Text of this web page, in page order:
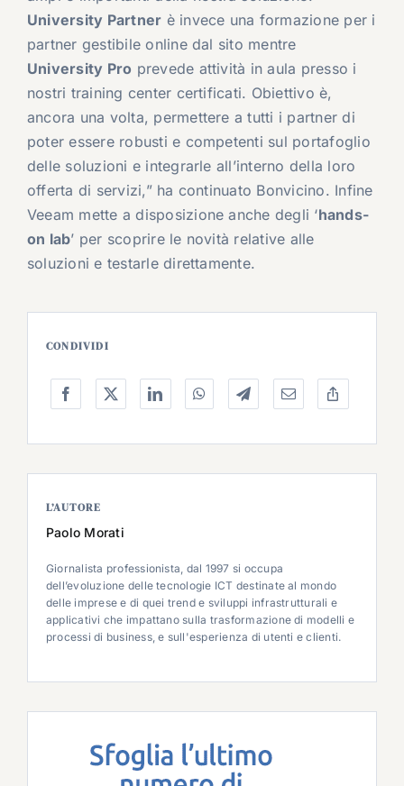
University Partner è invece una formazione per i
partner gestibile online dal sito mentre
University Pro prevede attività in aula presso i
nostri training center certificati. Obiettivo è,
ancora una volta, permettere a tutti i partner di
poter essere robusti e competenti sul portafoglio
delle soluzioni e integrarle all’interno della loro
offerta di servizi,” ha continuato Bonvicino. Infine
Veeam mette a disposizione anche degli ‘hands-
on lab’ per scoprire le novità relative alle
soluzioni e testarle direttamente.
CONDIVIDI
L’AUTORE
Paolo Morati
Giornalista professionista, dal 1997 si occupa
dell’evoluzione delle tecnologie ICT destinate al mondo
delle imprese e di quei trend e sviluppi infrastrutturali e
applicativi che impattano sulla trasformazione di modelli e
processi di business, e sull'esperienza di utenti e clienti.